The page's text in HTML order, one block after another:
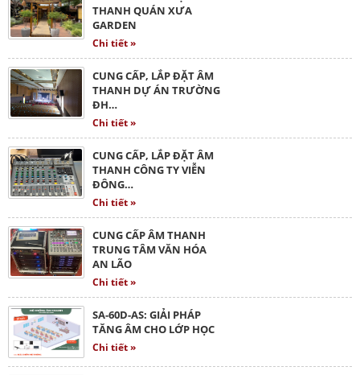
THANH QUÁN XƯA
GARDEN
Chi tiết »
CUNG CẤP, LẮP ĐẶT ÂM
THANH DỰ ÁN TRƯỜNG
ĐH…
Chi tiết »
CUNG CẤP, LẮP ĐẶT ÂM
THANH CÔNG TY VIỄN
ĐÔNG…
Chi tiết »
CUNG CẤP ÂM THANH
TRUNG TÂM VĂN HÓA
AN LÃO
Chi tiết »
SA-60D-AS: GIẢI PHÁP
TĂNG ÂM CHO LỚP HỌC
Chi tiết »